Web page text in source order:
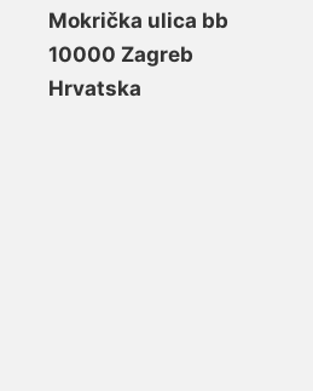
Mokrička ulica bb
10000 Zagreb
Hrvatska